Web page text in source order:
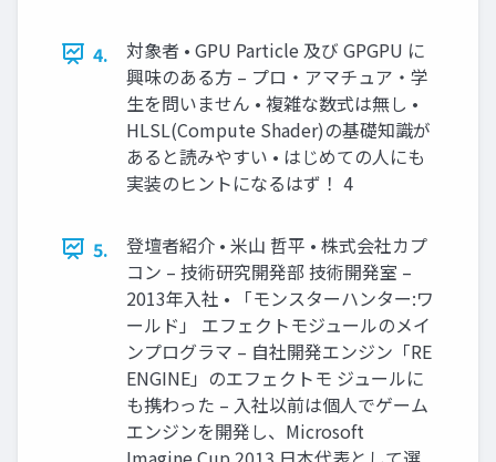
4.
対象者 • GPU Particle 及び GPGPU に
興味のある方 – プロ・アマチュア・学
生を問いません • 複雑な数式は無し •
HLSL(Compute Shader)の基礎知識が
あると読みやすい • はじめての人にも
実装のヒントになるはず！ 4
5.
登壇者紹介 • 米山 哲平 • 株式会社カプ
コン – 技術研究開発部 技術開発室 –
2013年入社 • 「モンスターハンター:ワ
ールド」 エフェクトモジュールのメイ
ンプログラマ – 自社開発エンジン「RE
ENGINE」のエフェクトモ ジュールに
も携わった – 入社以前は個人でゲーム
エンジンを開発し、Microsoft